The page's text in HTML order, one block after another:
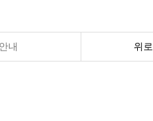
내 위